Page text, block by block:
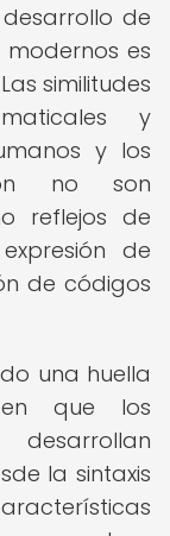
de
es
similitudes
y
y los
no son
reflejos de
de
de códigos
una huella
que los
la sintaxis